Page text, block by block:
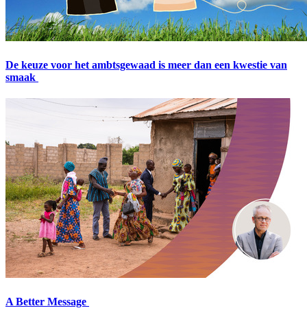
De keuze voor het ambtsgewaad is meer dan een kwestie van
smaak
A Better Message